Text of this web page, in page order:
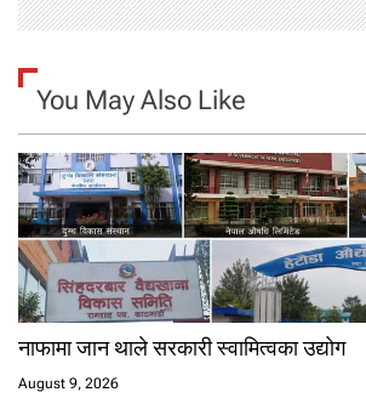
You May Also Like
नाफामा जान थाले सरकारी स्वामित्वका उद्योग
August 9, 2026